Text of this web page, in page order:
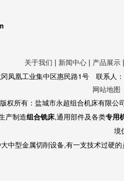
关于我们 | 新闻中心 | 产品展示
冈凤凰工业集中区惠民路1号 联系
网站地图
权所有：盐城市永超组合机床有限
产制造组合铣床,通用部件及各类专用
境
中型金属切削设备,有一支技术过硬